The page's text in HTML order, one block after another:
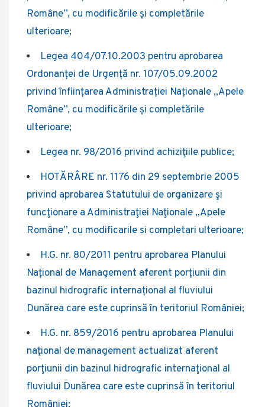
Române”, cu modificările și completările
ulterioare;
Legea 404/07.10.2003 pentru aprobarea
Ordonanței de Urgență nr. 107/05.09.2002
privind înființarea Administrației Naționale „Apele
Române”, cu modificările și completările
ulterioare;
Legea nr. 98/2016 privind achiziţiile publice;
HOTĂRÂRE nr. 1176 din 29 septembrie 2005
privind aprobarea Statutului de organizare şi
funcţionare a Administraţiei Naţionale „Apele
Române”, cu modificarile si completari ulterioare;
H.G. nr. 80/2011 pentru aprobarea Planului
Național de Management aferent porțiunii din
bazinul hidrografic internațional al fluviului
Dunărea care este cuprinsă în teritoriul României;
H.G. nr. 859/2016 pentru aprobarea Planului
naţional de management actualizat aferent
porţiunii din bazinul hidrografic internaţional al
fluviului Dunărea care este cuprinsă în teritoriul